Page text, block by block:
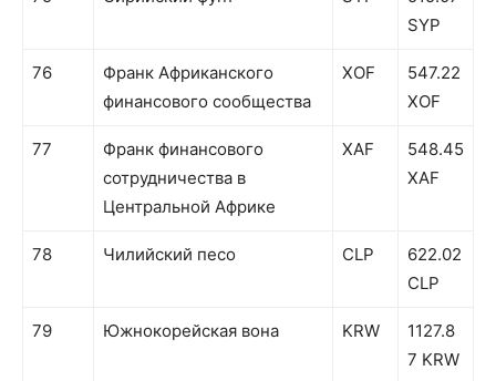
SYP
76
Франк Африканского
финансового сообщества
XOF
547.22
XOF
77
Франк финансового
сотрудничества в
Центральной Африке
XAF
548.45
XAF
78 Чилийский песо CLP
622.02
CLP
79 Южнокорейская вона KRW
1127.8
7 KRW